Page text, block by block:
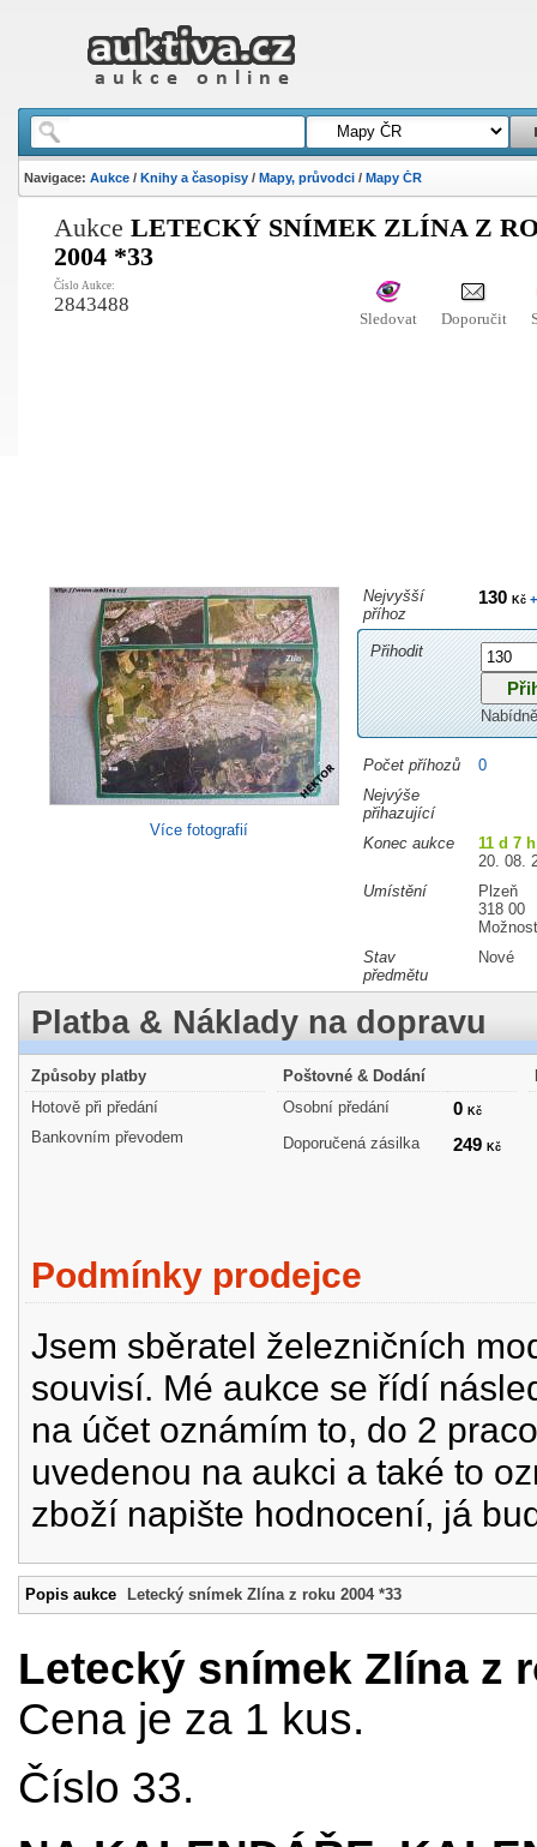
Navigace: Aukce/ Knihy a časopisy/ Mapy, průvodci/ Mapy ČR
Aukce LETECKÝ SNÍMEK ZLÍNA Z
2004 *33
Číslo Aukce:
2843488
Sledovat Doporučit
Více fotografií
Nejvyšší
příhoz
130 Kč+
Přihodit
Počet příhozů
0
Nejvýše
přihazující
Konec aukce
11 d 7
20. 08.
Umístění
Plzeň
318 00
Stav
předmětu
Nové
Platba & Náklady na dopravu
Způsoby platby
Hotově při předání
Bankovním převodem
Poštovné & Dodání
Osobní předání
0 Kč
Doporučená zásilka 249 Kč
Podmínky prodejce
Jsem sběratel železničních
souvisí. Mé aukce se řídí
na účet oznámím to, do 2
uvedenou na aukci a také to
zboží napište hodnocení, já
Popis aukce Letecký snímek Zlína z roku 2004 *33
Letecký snímek Zlína z
Cena je za 1 kus.
Číslo 33.